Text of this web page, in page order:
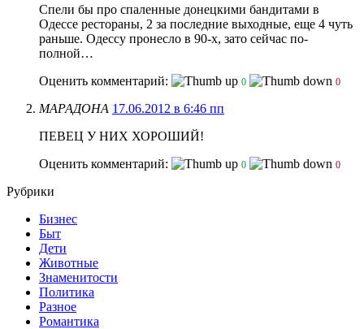
Спели бы про спаленные донецкими бандитами в
Одессе рестораны, 2 за последние выходные, еще 4 чуть
раньше. Одессу пронесло в 90-х, зато сейчас по-
полной…
Оценить комментарий:
0 0
МАРАДОНА 17.06.2012 в 6:46 пп
ПЕВЕЦ У НИХ ХОРОШИЙ!
Оценить комментарий:
0 0
Рубрики
Бизнес
Быт
Дети
Животные
Знаменитости
Политика
Разное
Романтика